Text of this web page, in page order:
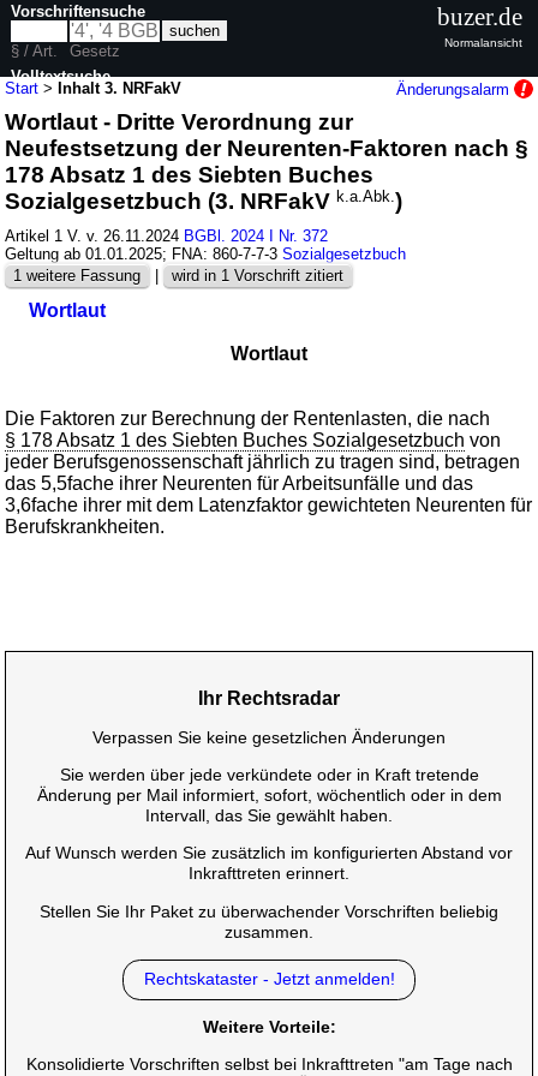
Start >Inhalt 3. NRFakV Änderungsalarm
Wortlaut - Dritte Verordnung zur
Neufestsetzung der Neurenten-Faktoren nach §
178 Absatz 1 des Siebten Buches
Sozialgesetzbuch (3. NRFakVk.a.Abk.)
Artikel 1 V. v. 26.11.2024 BGBl. 2024 I Nr. 372
Geltung ab 01.01.2025; FNA: 860-7-7-3Sozialgesetzbuch
1 weitere Fassung
| wird in 1 Vorschrift zitiert
Wortlaut
Wortlaut
Die Faktoren zur Berechnung der Rentenlasten, die nach
§ 178 Absatz 1 des Siebten Buches Sozialgesetzbuch von
jeder Berufsgenossenschaft jährlich zu tragen sind, betragen
das 5,5fache ihrer Neurenten für Arbeitsunfälle und das
3,6fache ihrer mit dem Latenzfaktor gewichteten Neurenten für
Berufskrankheiten.
Vorschriftensuche
§ / Art.
Gesetz
Volltextsuche
nur in 3. NRFakV
buzer.de
Normalansicht
Ihr Rechtsradar
Verpassen Sie keine gesetzlichen Änderungen
Sie werden über jede verkündete oder in Kraft tretende
Änderung per Mail informiert, sofort, wöchentlich oder in dem
Intervall, das Sie gewählt haben.
Auf Wunsch werden Sie zusätzlich im konfigurierten Abstand vor
Inkrafttreten erinnert.
Stellen Sie Ihr Paket zu überwachender Vorschriften beliebig
zusammen.
Rechtskataster - Jetzt anmelden!
Weitere Vorteile:
Konsolidierte Vorschriften selbst bei Inkrafttreten "am Tage nach